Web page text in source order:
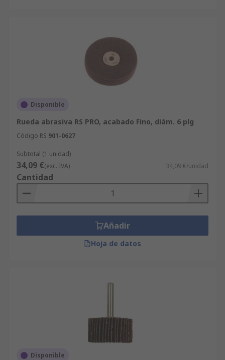
Disponible
Rueda abrasiva RS PRO, acabado Fino, diám. 6 plg
Código RS 901-0627
Subtotal (1 unidad)
34,09 €(exc. IVA) 34,09 €/unidad
Cantidad
Añadir
Hoja de datos
Disponible